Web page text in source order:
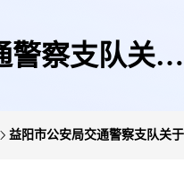
警察支队关于
益阳市公安局交通警察支队关